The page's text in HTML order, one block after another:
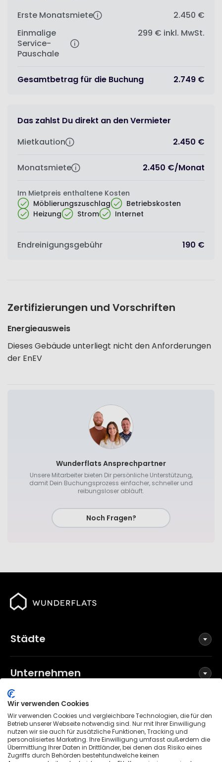
Erste Monatsmiete
2.450 €
Einmalige
Service-
Pauschale
299 € inkl. MwSt.
Gesamtbetrag für die Buchung 2.749 €
Das zahlst Du direkt an den Vermieter
Mietkaution
2.450 €
Monatsmiete 2.450 €/Monat
Im Mietpreis enthaltene Kosten
Möblierungszuschlag
Betriebskosten
Heizung
Strom Internet
Endreinigungsgebühr 190 €
Zertifizierungen und Vorschriften
Energieausweis
Dieses Gebäude unterliegt nicht den Anforderungen
der EnEV
Wunderflats Ansprechpartner
Unsere Mitarbeiter bieten Dir persönliche Unterstützung,
damit Dein Buchungsprozess einfacher, schneller und
reibungsloser abläuft.
Noch Fragen?
Städte
Unternehmen
Social Media
Allgemeine Geschäftsbedingungen
Wir verwenden Cookies
Wir verwenden Cookies und vergleichbare Technologien, die für den
Betrieb unserer Webseite notwendig sind. Nur mit Ihrer Einwilligung
nutzen wir sie auch für zusätzliche Funktionen, Tracking und
personalisiertes Marketing. Ihre Einwilligung umfasst außerdem die
Übermittlung Ihrer Daten in Drittländer, bei denen das Risiko eines
Zugriffs durch Behörden bestehtundwelche keinen